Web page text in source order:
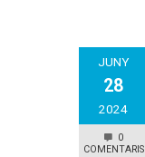
JUNY
28
2024
0
COMENTARIS